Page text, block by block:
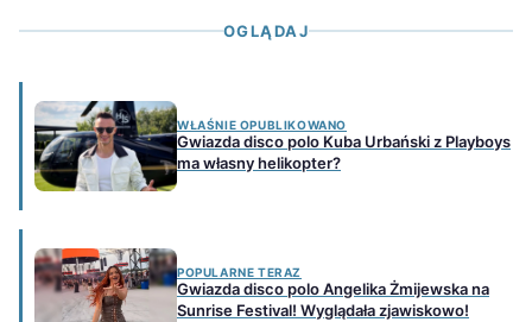
OGLĄDAJ
WŁAŚNIE OPUBLIKOWANO
Gwiazda disco polo Kuba Urbański z Playboys
ma własny helikopter?
POPULARNE TERAZ
Gwiazda disco polo Angelika Żmijewska na
Sunrise Festival! Wyglądała zjawiskowo!